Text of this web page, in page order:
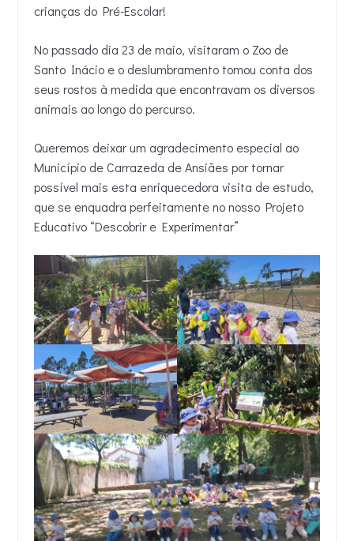
crianças do Pré-Escolar!
No passado dia 23 de maio, visitaram o Zoo de
Santo Inácio e o deslumbramento tomou conta dos
seus rostos à medida que encontravam os diversos
animais ao longo do percurso.
Queremos deixar um agradecimento especial ao
Município de Carrazeda de Ansiães por tornar
possível mais esta enriquecedora visita de estudo,
que se enquadra perfeitamente no nosso Projeto
Educativo “Descobrir e Experimentar”